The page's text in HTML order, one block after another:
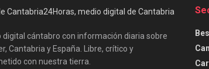
digital cántabro con información diaria sobre
Cantabria y España. Libre, crítico y
con nuestra tierra.